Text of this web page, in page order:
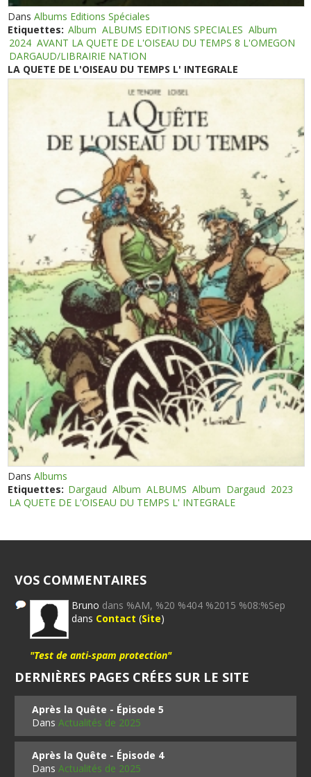
DansAlbums Editions Spéciales
Etiquettes: Album ALBUMS EDITIONS SPECIALES Album
2024 AVANT LA QUETE DE L'OISEAU DU TEMPS 8 L'OMEGON
DARGAUD/LIBRAIRIE NATION
LA QUETE DE L'OISEAU DU TEMPS L' INTEGRALE
DansAlbums
Etiquettes: Dargaud Album ALBUMS Album Dargaud 2023
LA QUETE DE L'OISEAU DU TEMPS L' INTEGRALE
VOS COMMENTAIRES
Bruno dans %AM, %20 %404 %2015 %08:%Sep
dans Contact (Site)
"Test de anti-spam protection"
DERNIÈRES PAGES CRÉES SUR LE SITE
Après la Quête - Épisode 5
DansActualités de 2025
Après la Quête - Épisode 4
DansActualités de 2025